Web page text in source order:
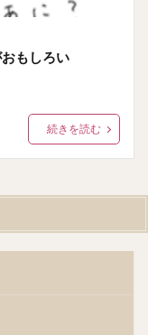
もしろい
続きを読む